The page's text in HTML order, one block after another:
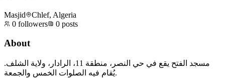
Masjid
Chlef, Algeria
0 followers 0 posts
About
مسجد الفتح يقع في حي النصر، منطقة 11، الرادار، ولاية الشلف.
يُقام فيه الصلوات الخمس والجمعة.